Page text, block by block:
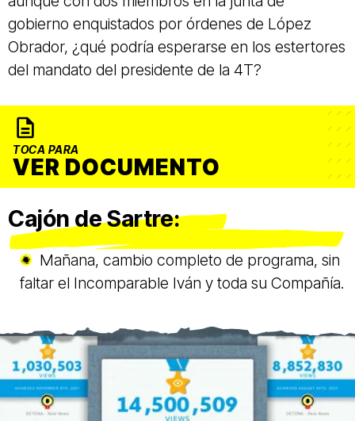
gobierno enquistados por órdenes de López
Obrador, ¿qué podría esperarse en los estertores
del mandato del presidente de la 4T?
TOCA PARA
VER DOCUMENTO
Cajón de Sartre:
Mañana, cambio completo de programa, sin
faltar el Incomparable Iván y toda su Compañía.